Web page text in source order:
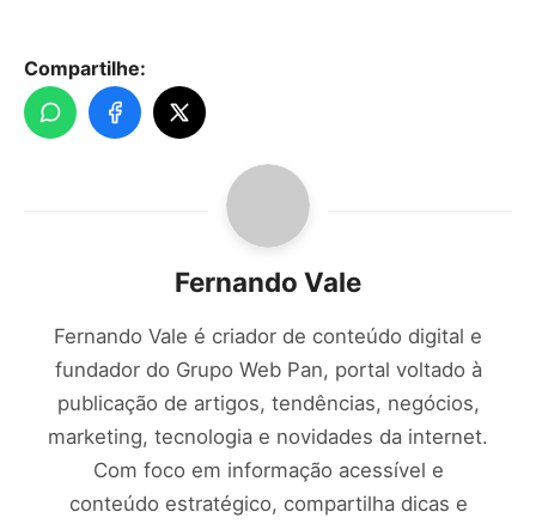
Compartilhe:
Fernando Vale
Fernando Vale é criador de conteúdo digital e
fundador do Grupo Web Pan, portal voltado à
publicação de artigos, tendências, negócios,
marketing, tecnologia e novidades da internet.
Com foco em informação acessível e
conteúdo estratégico, compartilha dicas e